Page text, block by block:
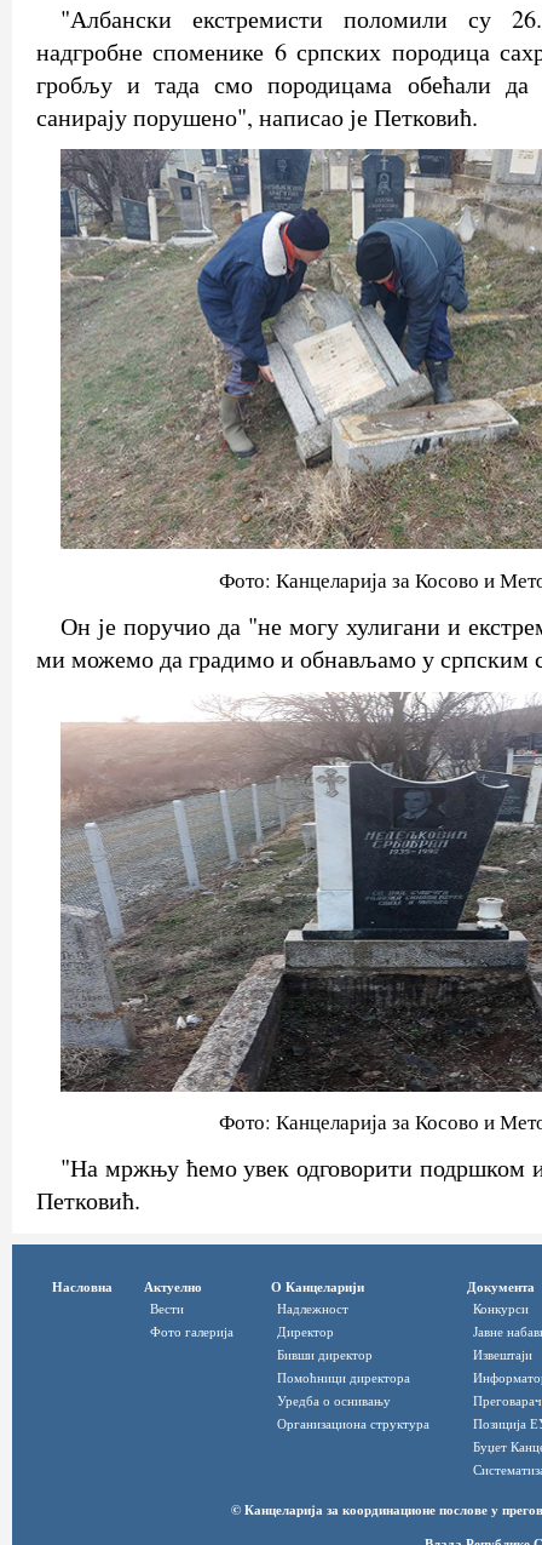
"Албански екстремисти поломили су
надгробне споменике 6 српских породица
гробљу и тада смо породицама обећали
санирају порушено", написао је Петковић.
Фото: Канцеларија за Косово и
Он је поручио да "не могу хулигани и
ми можемо да градимо и обнављамо у српским
Фото: Канцеларија за Косово и
"На мржњу ћемо увек одговорити подршком
Петковић.
Насловна Актуелно
Вести
Фото галерија
О Канцеларији
Надлежност
Директор
Бивши директор
Помоћници директора
Уредба о оснивању
Организациона структура
Документа
Конкурси
Јавне
Извештаји
Позиција
Буџет
© Канцеларија за координационе послове у